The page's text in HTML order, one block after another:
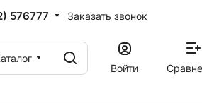
576777 Заказать звонок
Войти